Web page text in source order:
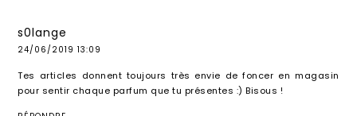
s0lange
24/06/2019 13:09
Tes articles donnent toujours très envie de foncer en magasin
pour sentir chaque parfum que tu présentes :) Bisous !